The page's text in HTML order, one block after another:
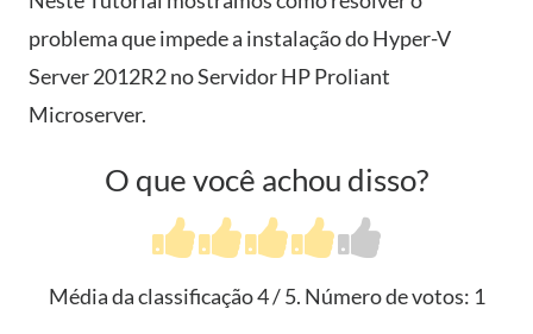
problema que impede a instalação do Hyper-V
Server 2012R2 no Servidor HP Proliant
Microserver.
O que você achou disso?
Média da classificação4/ 5. Número de votos: 1